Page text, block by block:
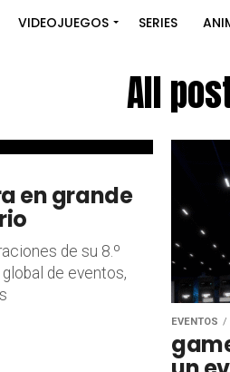
VIDEOJUEGOS SERIES
All
en grande
de su 8.º
de eventos,
EVENTOS